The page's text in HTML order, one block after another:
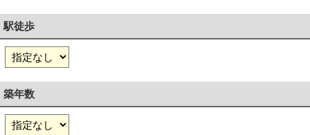
駅徒歩
築年数